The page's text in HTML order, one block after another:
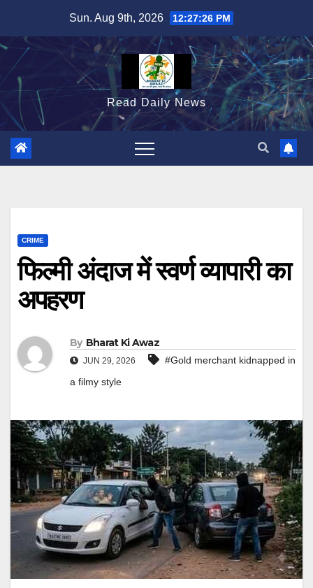
content
Sun. Aug 9th, 2026 12:27:27 PM
Read Daily News
CRIME
फिल्मी अंदाज में स्वर्ण व्यापारी का
अपहरण
By Bharat Ki Awaz
JUN 29, 2026
#Gold merchant kidnapped in
a filmy style